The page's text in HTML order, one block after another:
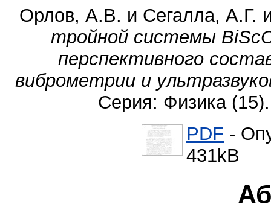
Орлов, А.В. и Сегалла, А.Г.
тройной системы
перспективного
виброметрии и
Серия: Физика
PDF -
431kB